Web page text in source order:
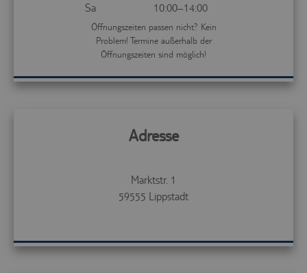
Sa
10:00–14:00
Öffnungszeiten passen nicht? Kein
Problem! Termine außerhalb der
Öffnungszeiten sind möglich!
Adresse
Marktstr. 1
59555 Lippstadt